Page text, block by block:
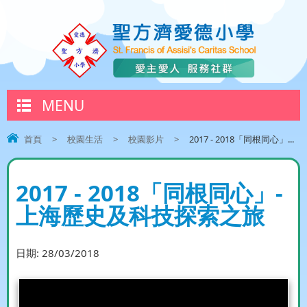
MENU
首頁 > 校園生活 > 校園影片 > 2017 - 2018「同根同心」...
2017 - 2018「同根同心」-
上海歷史及科技探索之旅
日期: 28/03/2018